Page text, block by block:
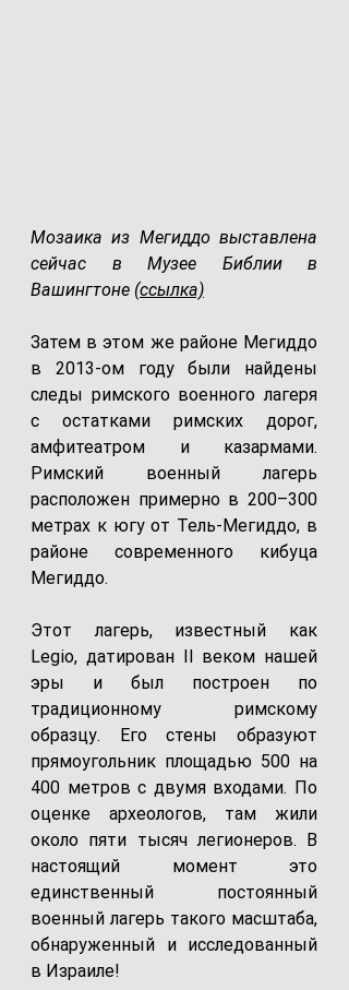
Мозаика из Мегиддо выставлена
сейчас ​​в Музее Библии в
Вашингтоне (ссылка)
Затем в этом же районе Мегиддо
в 2013-ом году были найдены
следы римского военного лагеря
с остатками римских дорог,
амфитеатром и казармами.
Римский военный лагерь
расположен примерно в 200–300
метрах к югу от Тель-Мегиддо, в
районе современного кибуца
Мегиддо.
Этот лагерь, известный как
Legio, датирован II веком нашей
эры и был построен по
традиционному римскому
образцу. Его стены образуют
прямоугольник площадью 500 на
400 метров с двумя входами. По
оценке археологов, там жили
около пяти тысяч легионеров. В
настоящий момент это
единственный постоянный
военный лагерь такого масштаба,
обнаруженный и исследованный
в Израиле!